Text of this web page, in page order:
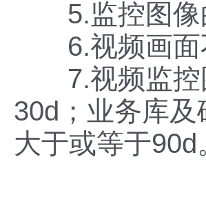
5.监控图
6.视频画
7.视频监
30d；业务库
大于或等于90d